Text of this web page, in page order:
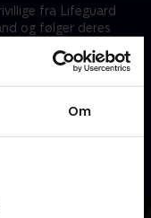
Om
fra Lifeguard
og følger deres